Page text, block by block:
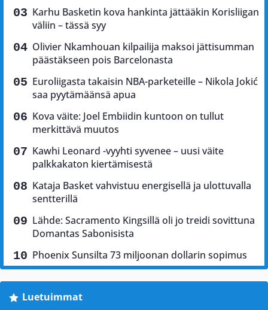
Karhu Basketin kova hankinta jättääkin Korisliigan
väliin – tässä syy
Olivier Nkamhouan kilpailija maksoi jättisumman
päästäkseen pois Barcelonasta
Euroliigasta takaisin NBA-parketeille – Nikola Jokić
saa pyytämäänsä apua
Kova väite: Joel Embiidin kuntoon on tullut
merkittävä muutos
Kawhi Leonard -vyyhti syvenee – uusi väite
palkkakaton kiertämisestä
Kataja Basket vahvistuu energisellä ja ulottuvalla
sentterillä
Lähde: Sacramento Kingsillä oli jo treidi sovittuna
Domantas Sabonisista
Phoenix Sunsilta 73 miljoonan dollarin sopimus
Luetuimmat